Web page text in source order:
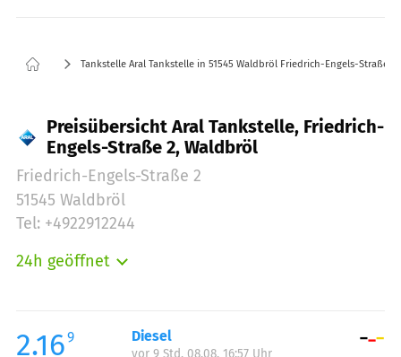
Tankstelle Aral Tankstelle in 51545 Waldbröl Friedrich-Engels-Straße 2
Preisübersicht Aral Tankstelle, Friedrich-
Engels-Straße 2, Waldbröl
Friedrich-Engels-Straße 2
51545 Waldbröl
Tel: +4922912244
24h geöffnet
Mittwoch:
00:00-24:00
2.169 Diesel
vor 9 Std. 08.08. 16:57 Uhr